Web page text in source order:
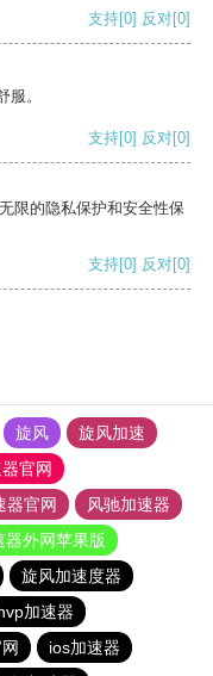
支持[0] 反对[0]
。
支持[0] 反对[0]
限的隐私保护和安全性保
支持[0] 反对[0]
旋风
旋风加速
官网
器官网
风驰加速器
器外网苹果版
旋风加速度器
加速器
ios加速器